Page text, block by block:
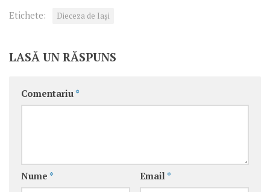
Etichete: Dieceza de Iași
LASĂ UN RĂSPUNS
Comentariu *
Nume * Email *